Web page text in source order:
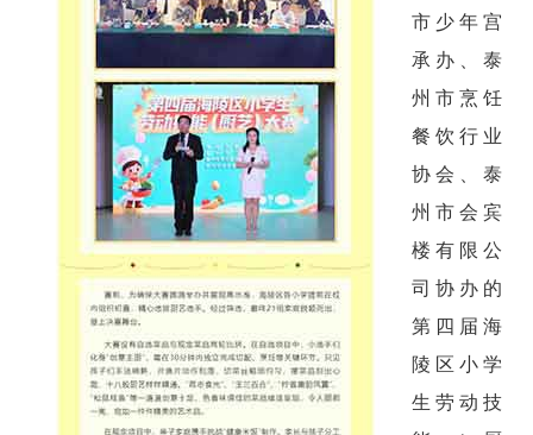
市少年宫
承办、泰
州市烹饪
餐饮行业
协会、泰
州市会宾
楼有限公
司协办的
第四届海
陵区小学
生劳动技